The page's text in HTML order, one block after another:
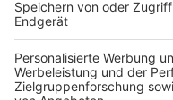
TOP-VEREINE